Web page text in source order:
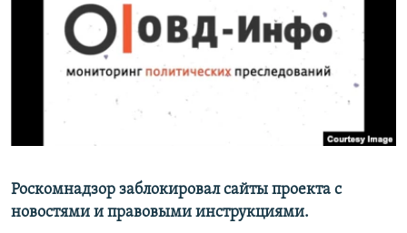
СИБИРЬ.РЕАЛИИ
РАСПИСАНИЕ ВЕЩАНИЯ
ПОДПИШИТЕСЬ НА РАССЫЛКУ
СОЦИАЛЬНЫЕ СЕТИ
Роскомнадзор заблокировал сайты проекта с
новостями и правовыми инструкциями.